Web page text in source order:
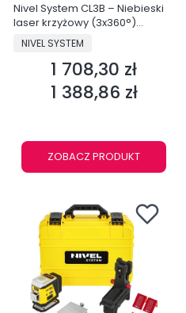
Nivel System CL3B – Niebieski
laser krzyżowy (3x360°)
Bluetooth
PRODUCENT
NIVEL SYSTEM
Cena
1 708,30 zł
Cena
1 388,86 zł
ZOBACZ PRODUKT